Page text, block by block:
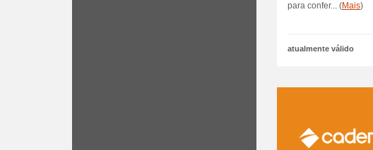
para confer... (Mais)
atualmente válido